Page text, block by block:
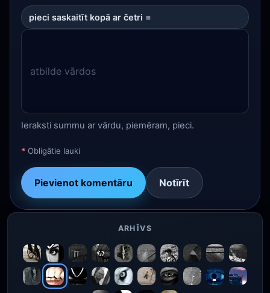
pieci saskaitīt kopā ar četri =
Ieraksti summu ar vārdu, piemēram, pieci.
* Obligātie lauki
Pievienot komentāru Notīrīt
ARHĪVS